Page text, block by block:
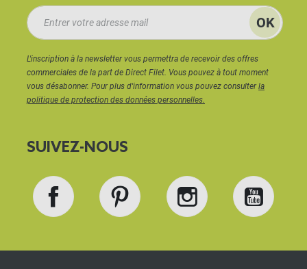
L'inscription à la newsletter vous permettra de recevoir des offres
commerciales de la part de Direct Filet. Vous pouvez à tout moment
vous désabonner. Pour plus d'information vous pouvez consulterla
politique de protection des données personnelles.
SUIVEZ-NOUS